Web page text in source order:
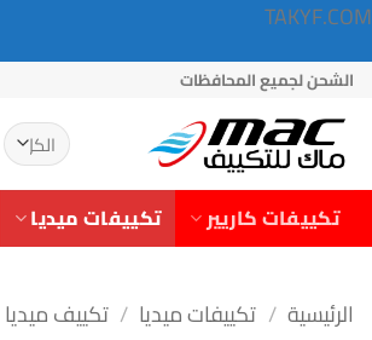
TAKYF.COM
تخطي
للمحتوى
الشحن لجميع المحافظات
تكييفات كاريير تكييفات ميديا
الرئيسية / تكييفات ميديا / تكييف ميديا 2.25 حصان